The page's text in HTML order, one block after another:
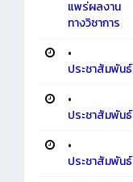
แพร่ผลงาน
ทางวิชาการ
•
ประชาสัมพันธ์
•
ประชาสัมพันธ์
•
ประชาสัมพันธ์